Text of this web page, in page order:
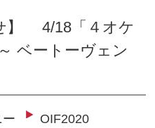
】 4/18「４オケ
ベートーヴェン
OIF2020